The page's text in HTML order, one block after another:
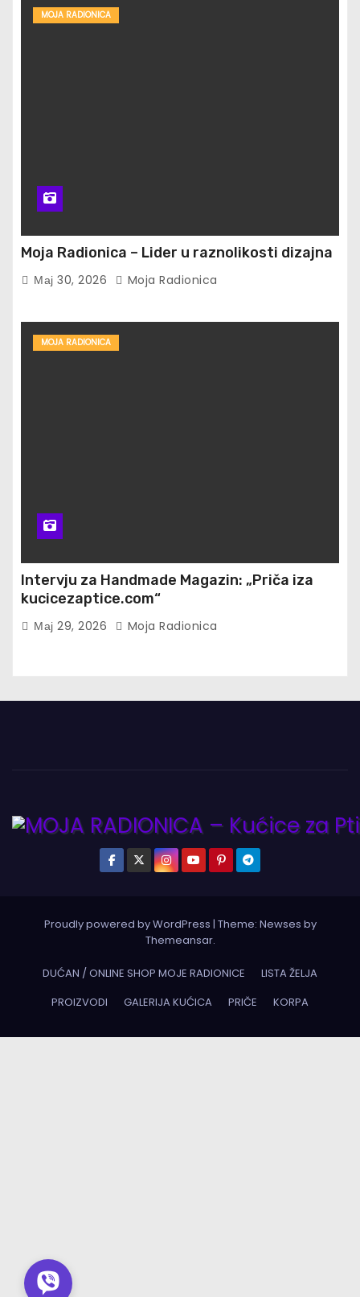
MOJA RADIONICA
Moja Radionica – Lider u raznolikosti dizajna
Мај 30, 2026 Moja Radionica
MOJA RADIONICA
Intervju za Handmade Magazin: „Priča iza
kucicezaptice.com“
Мај 29, 2026 Moja Radionica
Proudly powered by WordPress | Theme: Newses by
Themeansar.
DUĆAN / ONLINE SHOP MOJE RADIONICE
LISTA ŽELJA
PROIZVODI
GALERIJA KUĆICA PRIČE KORPA